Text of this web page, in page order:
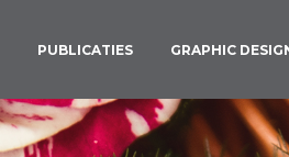
PUBLICATIES GRAPHIC